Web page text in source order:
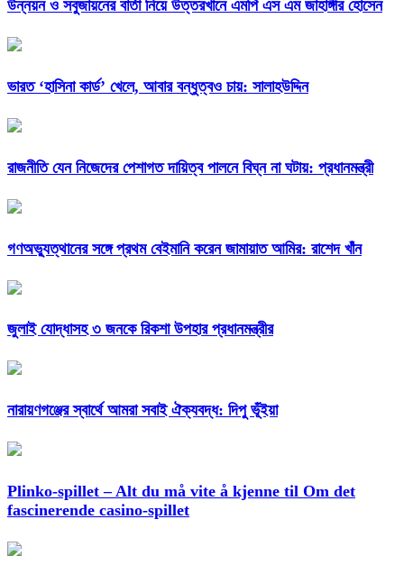
উন্নয়ন ও সবুজায়নের বার্তা নিয়ে উত্তরখানে এমপি এস এম জাহাঙ্গীর হোসেন
ভারত ‘হাসিনা কার্ড’ খেলে, আবার বন্ধুত্বও চায়: সালাহউদ্দিন
রাজনীতি যেন নিজেদের পেশাগত দায়িত্ব পালনে বিঘ্ন না ঘটায়: প্রধানমন্ত্রী
গণঅভ্যুত্থানের সঙ্গে প্রথম বেইমানি করেন জামায়াত আমির: রাশেদ খাঁন
জুলাই যোদ্ধাসহ ৩ জনকে রিকশা উপহার প্রধানমন্ত্রীর
নারায়ণগঞ্জের স্বার্থে আমরা সবাই ঐক্যবদ্ধ: দিপু ভূঁইয়া
Plinko-spillet – Alt du må vite å kjenne til Om det
fascinerende casino-spillet